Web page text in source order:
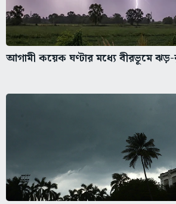
আগামী কয়েক ঘণ্টার মধ্যে বীরভূমে ঝড়-